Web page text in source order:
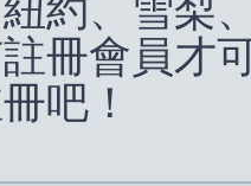
約、雪梨
冊會員才
吧！